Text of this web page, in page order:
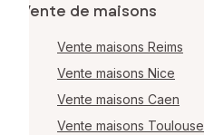
Vente de maisons
Vente maisons Reims
Vente maisons Nice
Vente maisons Caen
Vente maisons Toulouse